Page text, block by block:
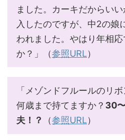
ました。カーキだからい
入したのですが、中2の娘
われました。やはり年相
か？」（参照URL）
「メゾンドフルールのリ
何歳まで持てますか？ 30
夫！？
（参照URL）